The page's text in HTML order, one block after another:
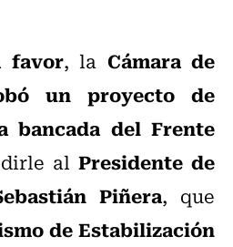
favor, la Cámara de
un proyecto de
bancada del Frente
al Presidente de
Piñera, que
de Estabilización